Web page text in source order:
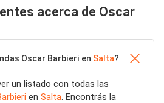
acerca de Oscar
Oscar Barbieri en Salta?
un listado con todas las
en Salta. Encontrás la